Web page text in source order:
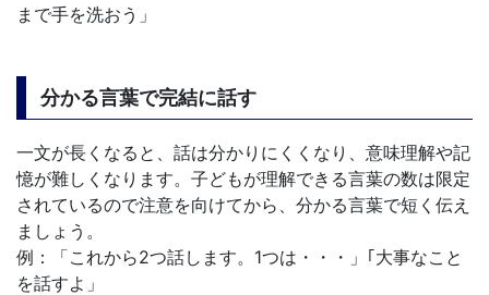
まで手を洗おう」
分かる言葉で完結に話す
一文が長くなると、話は分かりにくくなり、意味理解や記
憶が難しくなります。子どもが理解できる言葉の数は限定
されているので注意を向けてから、分かる言葉で短く伝え
ましょう。
例：「これから2つ話します。1つは・・・」｢大事なこと
を話すよ」